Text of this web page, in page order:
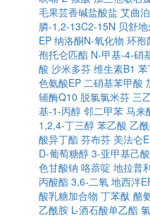
毛果芸香碱盐酸盐 艾曲
膦-1,2-13C2-15N 贝舒
EP 纳洛酮N-氧化物 环孢
孢托仑匹酯 N-甲基-4-硝
酸 沙米多芬 维生素B1
色氨酸EP 二硝基苯甲酸
辅酶Q10 脱氯氯米芬 三
基-1-丙醇 邻二甲苯 马来
1,2,4-丁三醇 苯乙酸 乙
酸异丁酯 芬布芬 美法仑
D-葡萄糖醇 3-亚甲基己
色甘酸钠 咯萘啶 地拉普
丙酸酯 3,6-二氧 地西泮
酸乳糖加合物 丁苯酞 酪
乙酰胺 L-酒石酸单乙酯